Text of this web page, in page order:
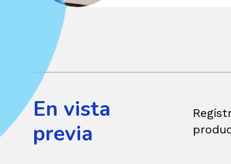
En vista
previa